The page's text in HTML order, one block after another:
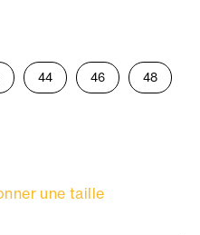
44 46 48
une taille